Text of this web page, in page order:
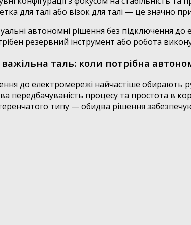
для талі або візок для талі — це значно
автономні рішення без підключення
резервний інструмент або робота
таль: коли потрібна
до електромережі найчастіше обирають
передбачуваність процесу та простота в
типу — обидва рішення